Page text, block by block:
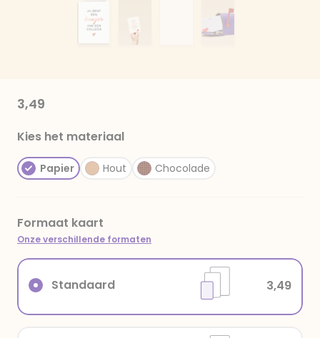
3,49
Kies het materiaal
Papier Hout Chocolade
Formaat kaart
Onze verschillende formaten
Standaard 3,49